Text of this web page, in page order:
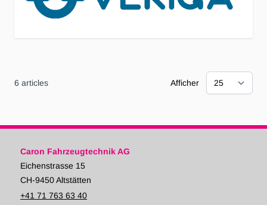
6 articles Afficher
Caron Fahrzeugtechnik AG
Eichenstrasse 15
CH-9450 Altstätten
+41 71 763 63 40